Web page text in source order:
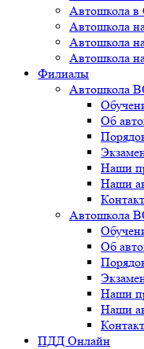
Автошкола в
Автошкола
Автошкола
Автошкола
Филиалы
Автошкола
Об
Наши
Наши
Автошкола
Об
Наши
Наши
ПДД Онлайн